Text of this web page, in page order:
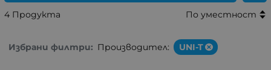
4 Продукта По уместност
Избрани филтри: Производител: UNI-T